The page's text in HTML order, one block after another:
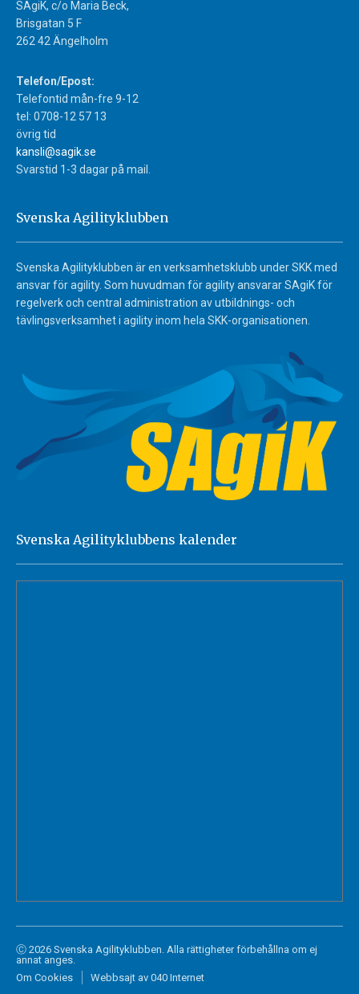
SAgiK, c/o Maria Beck,
Brisgatan 5 F
262 42 Ängelholm
Telefon/Epost:
Telefontid mån-fre 9-12
tel: 0708-12 57 13
övrig tid
kansli@sagik.se
Svarstid 1-3 dagar på mail.
Svenska Agilityklubben
Svenska Agilityklubben är en verksamhetsklubb under SKK med
ansvar för agility. Som huvudman för agility ansvarar SAgiK för
regelverk och central administration av utbildnings- och
tävlingsverksamhet i agility inom hela SKK-organisationen.
Svenska Agilityklubbens kalender
Ⓒ 2026 Svenska Agilityklubben. Alla rättigheter förbehållna om ej
annat anges.
Om Cookies
Webbsajt av 040 Internet